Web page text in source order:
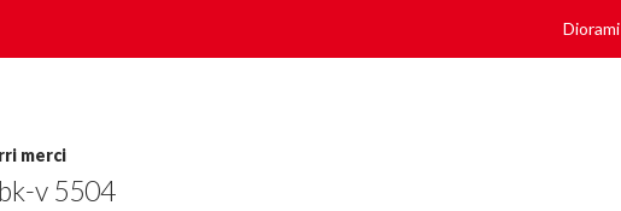
Diorami
merci
v 5504